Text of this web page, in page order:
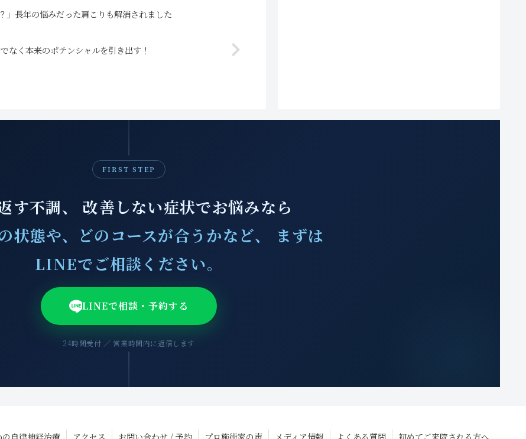
」長年の悩みだった肩こりも解消されました
なく本来のポテンシャルを引き出す！
FIRST STEP
す不調、 改善しない症状でお悩みなら
状態や、どのコースが合うかなど、 まずは
LINEでご相談ください。
LINEで相談・予約する
24時間受付 ／ 営業時間内に返信します